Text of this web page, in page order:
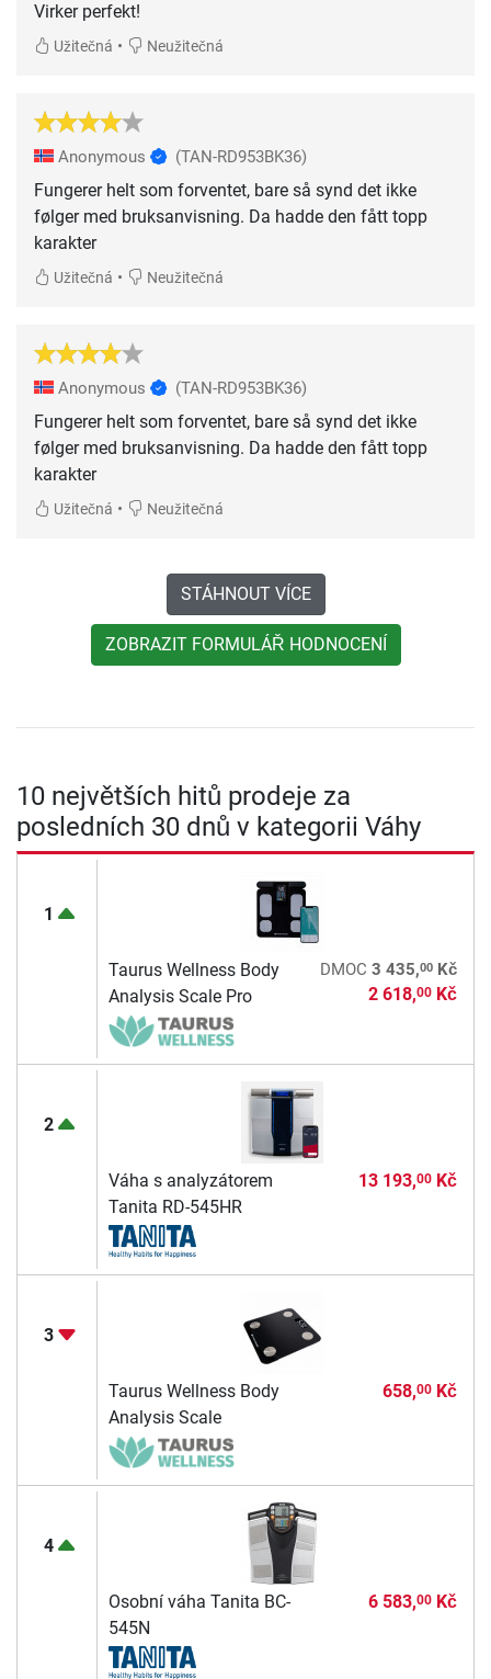
Virker perfekt!
Užitečná • Neužitečná
Anonymous (TAN-RD953BK36)
Fungerer helt som forventet, bare så synd det ikke
følger med bruksanvisning. Da hadde den fått topp
karakter
Užitečná • Neužitečná
Anonymous (TAN-RD953BK36)
Fungerer helt som forventet, bare så synd det ikke
følger med bruksanvisning. Da hadde den fått topp
karakter
Užitečná • Neužitečná
STÁHNOUT VÍCE
ZOBRAZIT FORMULÁŘ HODNOCENÍ
10 největších hitů prodeje za
posledních 30 dnů v kategorii Váhy
1
Taurus Wellness Body
Analysis Scale Pro
DMOC 3 435,00Kč
2 618,00Kč
2
Váha s analyzátorem
Tanita RD-545HR
13 193,00Kč
3
Taurus Wellness Body
Analysis Scale
658,00Kč
4
Osobní váha Tanita BC-
545N
6 583,00Kč